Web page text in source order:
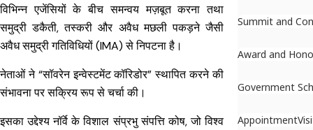
विभिन्न एजेंसियों के बीच समन्वय मज़बूत करना तथा
समुद्री डकैती, तस्करी और अवैध मछली पकड़ने जैसी
अवैध समुद्री गतिविधियों (IMA) से निपटना है।
नेताओं ने “सॉवरेन इन्वेस्टमेंट कॉरिडोर” स्थापित करने की
संभावना पर सक्रिय रूप से चर्चा की।
इसका उद्देश्य नॉर्वे के विशाल संप्रभु संपत्ति कोष, जो विश्व
Summit and
Award and
Government
Appointment